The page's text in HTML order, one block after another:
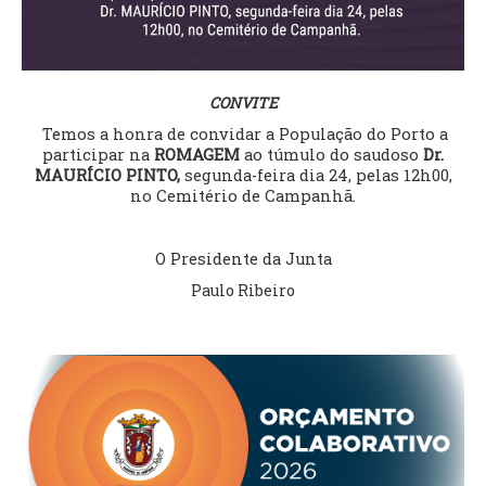
PRESIDENTE
EXECUTIVO E PELOUROS
ATAS E DOCUMENTOS DA ASSEMBLEIA
EDITAIS
REGULAMENTOS E TAXAS
PLANO E ORÇAMENTO
RELATÓRIO E CONTAS
CONVITE
Temos a honra de convidar a População do Porto a
participar na ROMAGEM ao túmulo do saudoso Dr.
MAURÍCIO PINTO,segunda-feira dia 24, pelas 12h00,
no Cemitério de Campanhã.
O Presidente da Junta
Paulo Ribeiro